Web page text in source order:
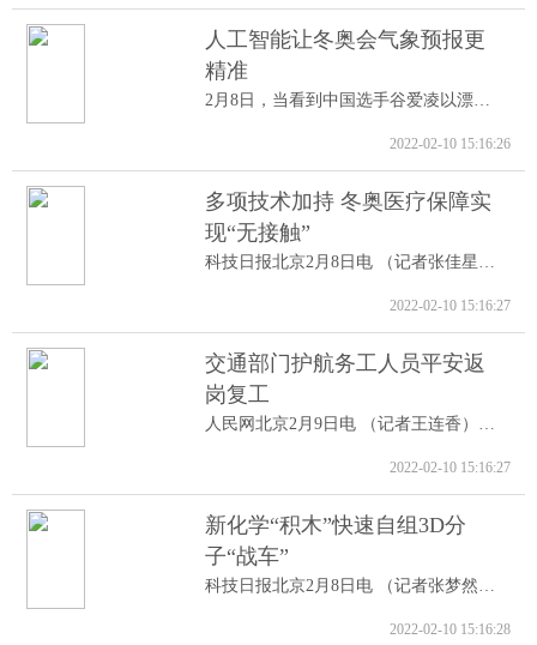
人工智能让冬奥会气象预报更
精准
2022-02-10 15:16:26
多项技术加持 冬奥医疗保障实
现“无接触”
2022-02-10 15:16:27
交通部门护航务工人员平安返
岗复工
2022-02-10 15:16:27
新化学“积木”快速自组3D分
子“战车”
2022-02-10 15:16:28